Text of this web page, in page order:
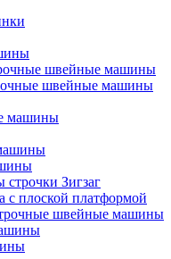
швейные машины
швейные машины
машины
Зигзаг
плоской платформой
швейные машины